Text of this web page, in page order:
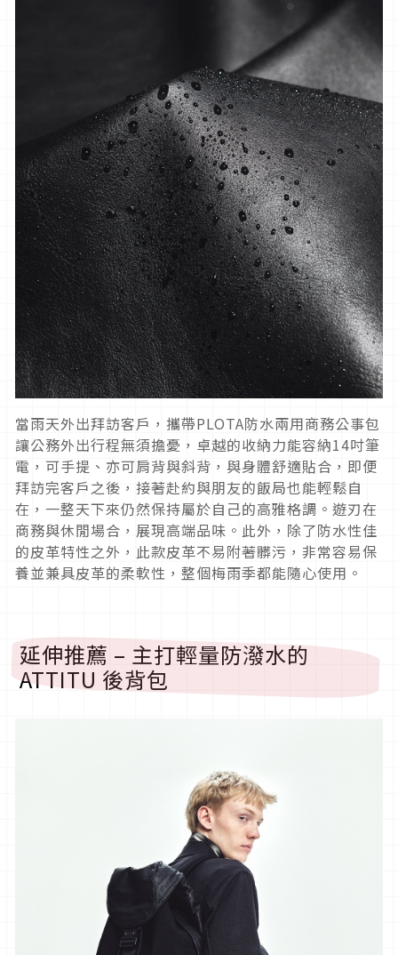
當雨天外出拜訪客戶，攜帶PLOTA防水兩用商務公事包
讓公務外出行程無須擔憂，卓越的收納力能容納14吋筆
電，可手提、亦可肩背與斜背，與身體舒適貼合，即便
拜訪完客戶之後，接著赴約與朋友的飯局也能輕鬆自
在，一整天下來仍然保持屬於自己的高雅格調。遊刃在
商務與休閒場合，展現高端品味。此外，除了防水性佳
的皮革特性之外，此款皮革不易附著髒污，非常容易保
養並兼具皮革的柔軟性，整個梅雨季都能隨心使用。
延伸推薦 – 主打輕量防潑水的
ATTITU 後背包